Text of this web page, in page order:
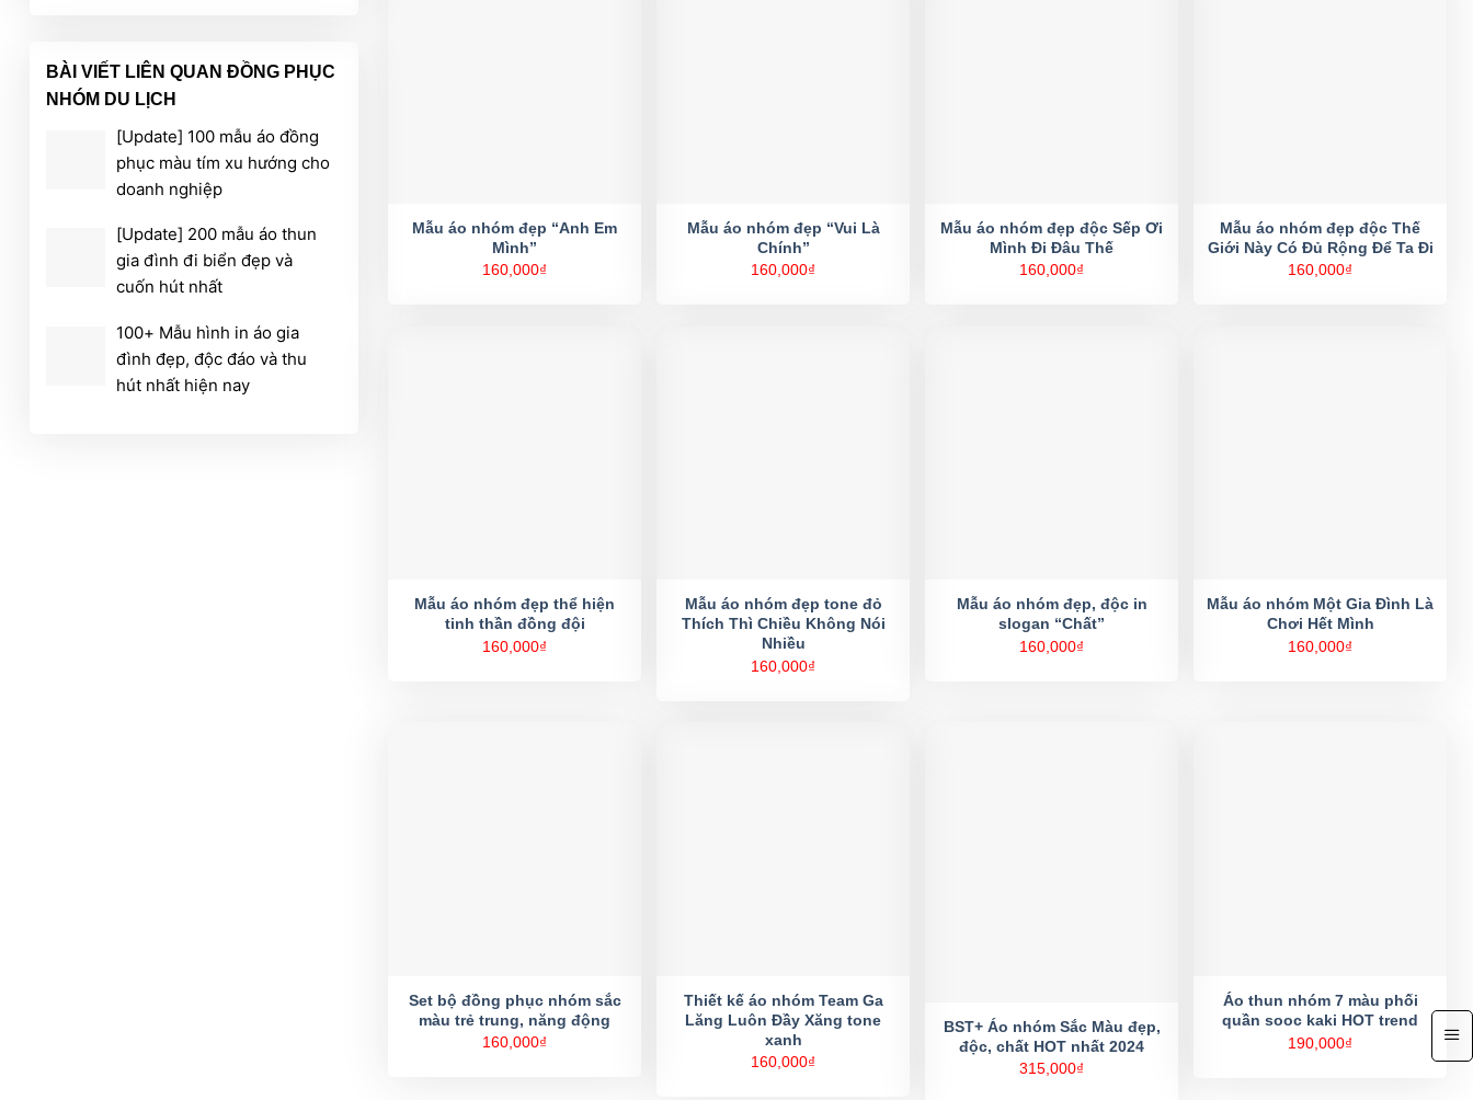
BÀI VIẾT LIÊN QUAN ĐỒNG PHỤC
NHÓM DU LỊCH
[Update] 100 mẫu áo đồng
phục màu tím xu hướng cho
doanh nghiệp
[Update] 200 mẫu áo thun
gia đình đi biển đẹp và
cuốn hút nhất
100+ Mẫu hình in áo gia
đình đẹp, độc đáo và thu
hút nhất hiện nay
Mẫu áo nhóm đẹp “Anh Em
Mình”
160,000₫
Mẫu áo nhóm đẹp “Vui Là
Chính”
160,000₫
Mẫu áo nhóm đẹp độc Sếp Ơi
Mình Đi Đâu Thế
160,000₫
Mẫu áo nhóm đẹp độc Thế
Giới Này Có Đủ Rộng Để Ta Đi
160,000₫
Mẫu áo nhóm đẹp thể hiện
tinh thần đồng đội
160,000₫
Mẫu áo nhóm đẹp tone đỏ
Thích Thì Chiều Không Nói
Nhiều
160,000₫
Mẫu áo nhóm đẹp, độc in
slogan “Chất”
160,000₫
Mẫu áo nhóm Một Gia Đình Là
Chơi Hết Mình
160,000₫
Set bộ đồng phục nhóm sắc
màu trẻ trung, năng động
160,000₫
Thiết kế áo nhóm Team Ga
Lăng Luôn Đầy Xăng tone
xanh
160,000₫
BST+ Áo nhóm Sắc Màu đẹp,
độc, chất HOT nhất 2024
315,000₫
Áo thun nhóm 7 màu phối
quần sooc kaki HOT trend
190,000₫